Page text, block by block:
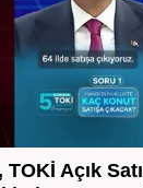
Açık